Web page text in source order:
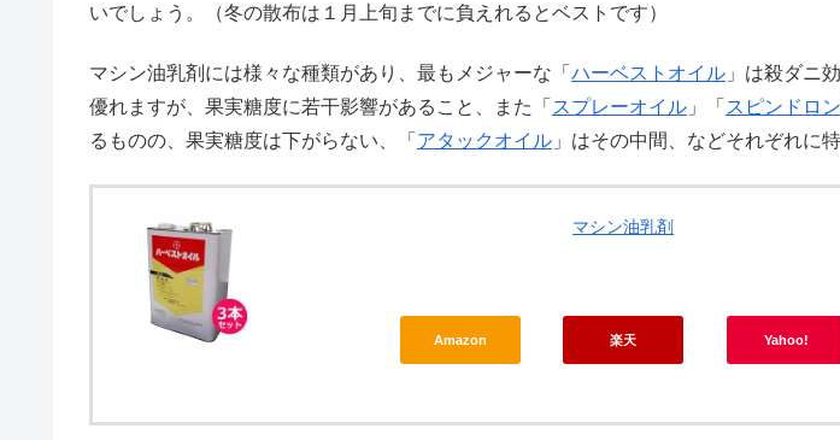
いでしょう。（冬の散布は１月上旬までに負えれるとベストです）
マシン油乳剤には様々な種類があり、最もメジャーな「 ハーベストオイル 」は殺ダニ
優れますが、果実糖度に若干影響があること、また「 スプレーオイル 」「 スピンドロ
るものの、果実糖度は下がらない、「 アタックオイル 」はその中間、などそれぞれに
マシン油乳剤
Amazon 楽天 Yahoo!